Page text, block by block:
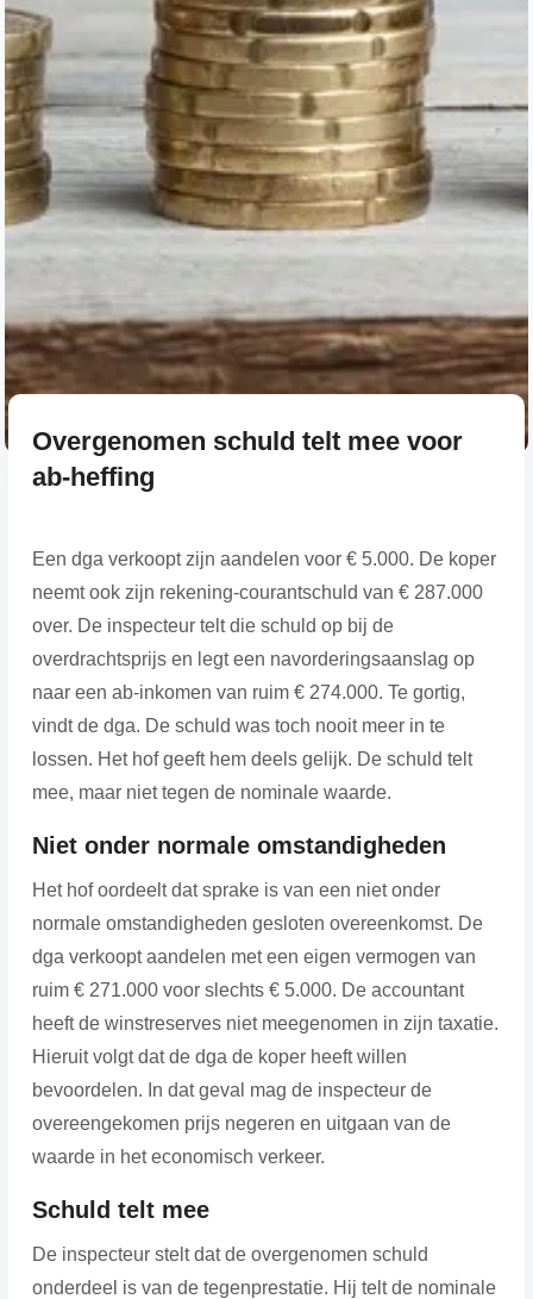
Overgenomen schuld telt mee voor
ab-heffing
Een dga verkoopt zijn aandelen voor € 5.000. De koper
neemt ook zijn rekening-courantschuld van € 287.000
over. De inspecteur telt die schuld op bij de
overdrachtsprijs en legt een navorderingsaanslag op
naar een ab-inkomen van ruim € 274.000. Te gortig,
vindt de dga. De schuld was toch nooit meer in te
lossen. Het hof geeft hem deels gelijk. De schuld telt
mee, maar niet tegen de nominale waarde.
Niet onder normale omstandigheden
Het hof oordeelt dat sprake is van een niet onder
normale omstandigheden gesloten overeenkomst. De
dga verkoopt aandelen met een eigen vermogen van
ruim € 271.000 voor slechts € 5.000. De accountant
heeft de winstreserves niet meegenomen in zijn taxatie.
Hieruit volgt dat de dga de koper heeft willen
bevoordelen. In dat geval mag de inspecteur de
overeengekomen prijs negeren en uitgaan van de
waarde in het economisch verkeer.
Schuld telt mee
De inspecteur stelt dat de overgenomen schuld
onderdeel is van de tegenprestatie. Hij telt de nominale